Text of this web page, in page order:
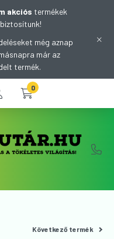
akciós termékek
még aznap
már az
termék.
0
Következő termék